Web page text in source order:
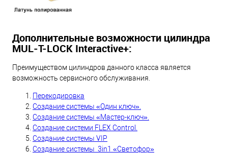
Дополнительные возможности цилиндра
MUL-T-LOCK Interactive+:
Преимуществом цилиндров данного класса является
возможность сервисного обслуживания.
Перекодировка
Создание системы «Один ключ».
Создание системы «Мастер-ключ».
Создание системи FLEX Control.
Создание системы VIP
Создание системы 3in1 «Светофор»